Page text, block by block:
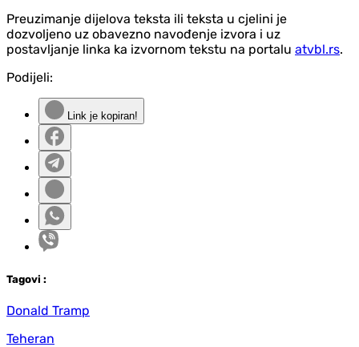
Preuzimanje dijelova teksta ili teksta u cjelini je
dozvoljeno uz obavezno navođenje izvora i uz
postavljanje linka ka izvornom tekstu na portalu atvbl.rs.
Podijeli:
Link je kopiran!
Tagovi :
Donald Tramp
Teheran